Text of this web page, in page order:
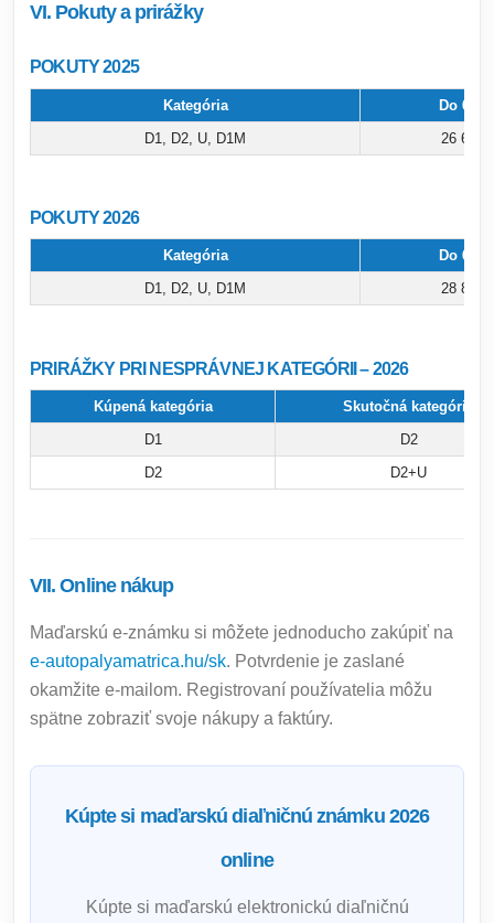
VI. Pokuty a prirážky
POKUTY 2025
Kategória
Do 60
D1, D2, U, D1M
26 640
POKUTY 2026
Kategória
Do 60
D1, D2, U, D1M
28 840
PRIRÁŽKY PRI NESPRÁVNEJ KATEGÓRII – 2026
Kúpená kategória
Skutočná kategória
D1
D2
D2
D2+U
VII. Online nákup
Maďarskú e-známku si môžete jednoducho zakúpiť na
e-autopalyamatrica.hu/sk. Potvrdenie je zaslané
okamžite e-mailom. Registrovaní používatelia môžu
spätne zobraziť svoje nákupy a faktúry.
Kúpte si maďarskú diaľničnú známku 2026
online
Kúpte si maďarskú elektronickú diaľničnú